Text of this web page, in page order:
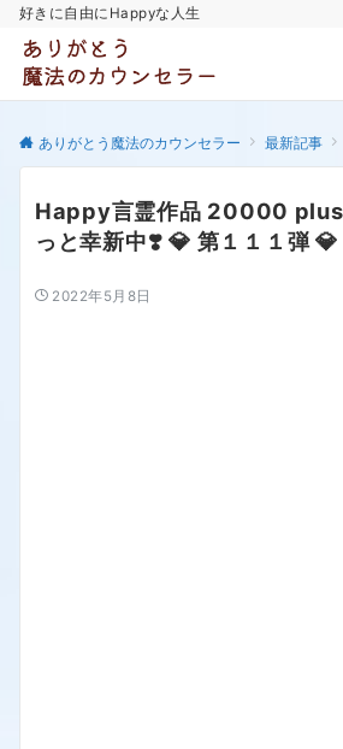
好きに自由にHappyな人生
ありがとう魔法のカウンセラー 最新記事
Happy言霊作品 20000
っと幸新中❣️ 💎 第１１１弾 💎
2022年5月8日